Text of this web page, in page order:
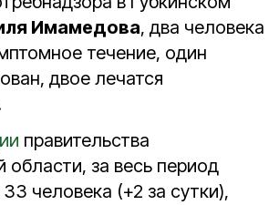
Имамедова, два человека
течение, один
двое лечатся
правительства
области, за весь период
человека (+2 за сутки),